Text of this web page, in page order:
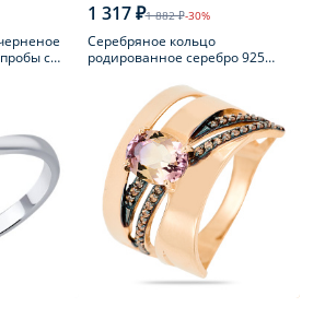
с
1 317 ₽1 882 ₽-30%
Серебряное кольцо
родированное серебро 925